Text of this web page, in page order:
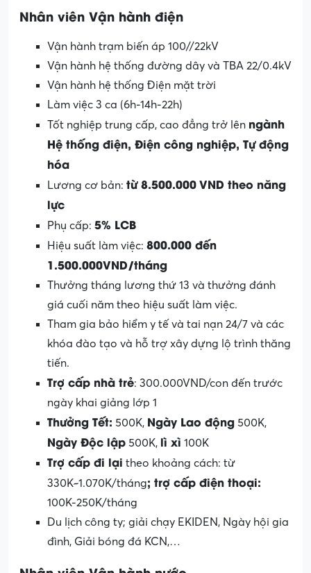
Nhân viên Vận hành điện
Vận hành trạm biến áp 100//22kV
Vận hành hệ thống đường dây và TBA 22/0.4kV
Vận hành hệ thống Điện mặt trời
Làm việc 3 ca (6h-14h-22h)
Tốt nghiệp trung cấp, cao đẳng trở lên ngành
Hệ thống điện, Điện công nghiệp, Tự động
hóa
Lương cơ bản: từ 8.500.000VND theo năng
lực
Phụ cấp: 5% LCB
Hiệu suất làm việc: 800.000 đến
1.500.000VND/tháng
Thưởng tháng lương thứ 13 và thưởng đánh
giá cuối năm theo hiệu suất làm việc.
Tham gia bảo hiểm y tế và tai nạn 24/7 và các
khóa đào tạo và hỗ trợ xây dựng lộ trình thăng
tiến.
Trợ cấp nhà trẻ: 300.000VND/con đến trước
ngày khai giảng lớp 1
Thưởng Tết: 500K, Ngày Lao động 500K,
Ngày Độc lập 500K, lì xì 100K
Trợ cấp đi lại theo khoảng cách: từ
330K~1.070K/tháng; trợ cấp điện thoại:
100K-250K/tháng
Du lịch công ty; giải chạy EKIDEN, Ngày hội gia
đình, Giải bóng đá KCN,…